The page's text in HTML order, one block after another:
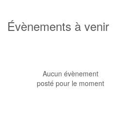
Évènements à venir
Aucun évènement
posté pour le moment